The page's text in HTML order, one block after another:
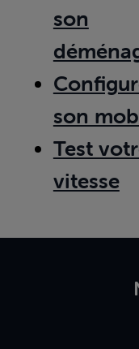
son
son
Test
vitesse